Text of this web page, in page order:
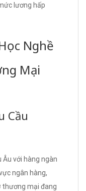
lương hấp
Nghề
Mại
Cầu
với hàng ngàn
ngân hàng,
thương mại đang